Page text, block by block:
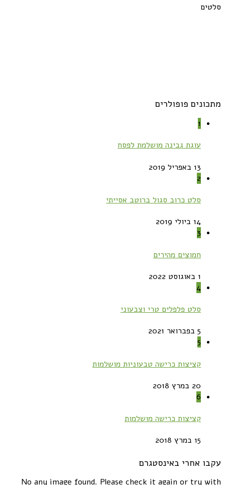
סלטים
מתכונים פופולרים
1
עוגת גבינה מושלמת לפסח
13 באפריל 2019
2
סלט כרוב סגול ברוטב אסייתי
14 ביולי 2019
3
חמוצים מהירים
1 באוגוסט 2022
4
סלט פלפלים טרי וצבעוני
5 בפברואר 2021
5
קציצות כרישה טבעוניות מושלמות
20 במרץ 2018
6
קציצות כרישה מושלמות
15 במרץ 2018
עקבו אחרי באינסטגרם
No any image found. Please check it again or try with